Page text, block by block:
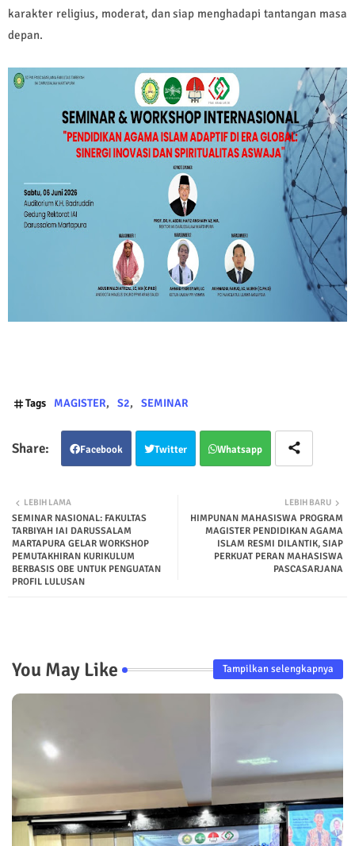
karakter religius, moderat, dan siap menghadapi tantangan masa
depan.
Tags MAGISTER S2 SEMINAR
Facebook Twitter Whatsapp
LEBIH BARU
HIMPUNAN MAHASISWA PROGRAM
MAGISTER PENDIDIKAN AGAMA
ISLAM RESMI DILANTIK, SIAP
PERKUAT PERAN MAHASISWA
PASCASARJANA
LEBIH LAMA
SEMINAR NASIONAL: FAKULTAS
TARBIYAH IAI DARUSSALAM
MARTAPURA GELAR WORKSHOP
PEMUTAKHIRAN KURIKULUM
BERBASIS OBE UNTUK PENGUATAN
PROFIL LULUSAN
You May Like Tampilkan selengkapnya